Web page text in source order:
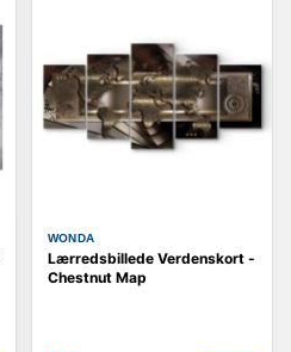
WONDA
Lærredsbillede Verdenskort -
Chestnut Map